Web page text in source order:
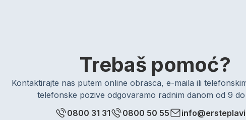
Trebaš pomoć?
Kontaktirajte nas putem online obrasca, e-maila ili
telefonske pozive odgovaramo radnim danom od 9 do
0800 31 31
0800 50 55